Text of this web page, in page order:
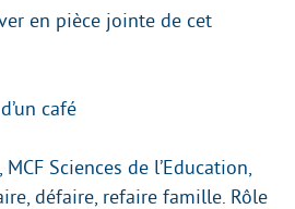
en pièce jointe de cet
café
Sciences de l’Education,
défaire, refaire famille. Rôle